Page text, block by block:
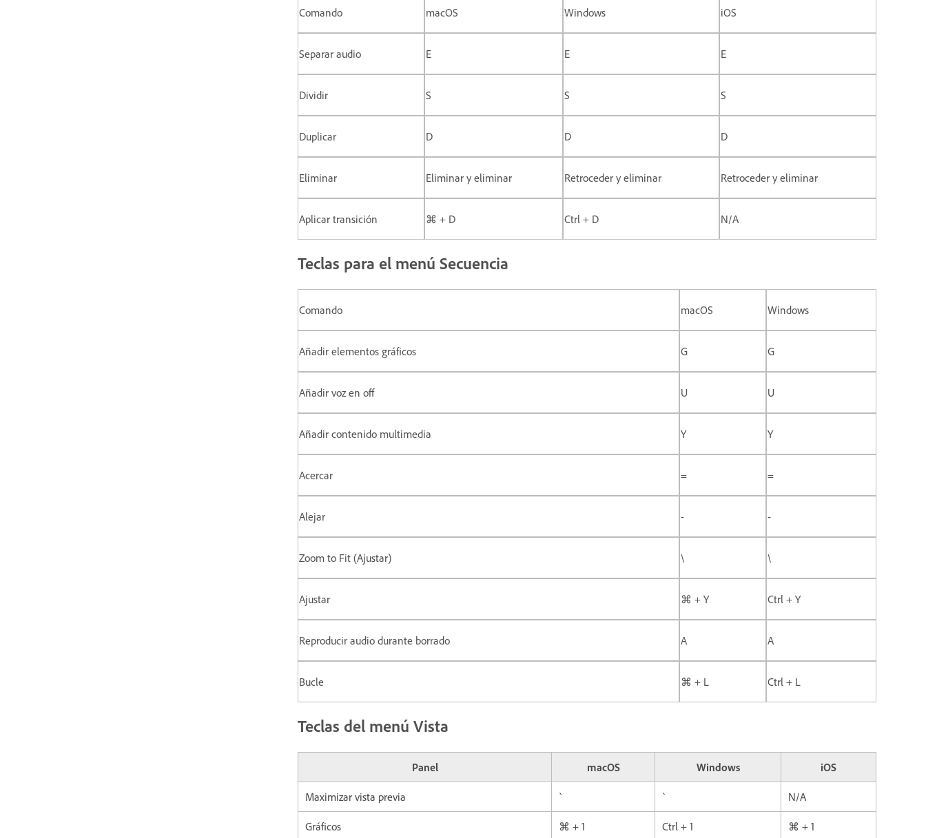
Comando macOS Windows iOS
Separar audio E E E
Dividir S S S
Duplicar D D D
Eliminar Eliminar y eliminar Retroceder y eliminar Retroceder y eliminar
Aplicar transición ⌘ + D Ctrl + D N/A
Teclas para el menú Secuencia
Comando macOS Windows
Añadir elementos gráficos G G
Añadir voz en off U U
Añadir contenido multimedia Y Y
Acercar = =
Alejar - -
Zoom to Fit (Ajustar) \ \
Ajustar ⌘ + Y Ctrl + Y
Reproducir audio durante borrado A A
Bucle ⌘ + L Ctrl + L
Teclas del menú Vista
Panel macOS Windows iOS
Maximizar vista previa ` ` N/A
Gráficos ⌘ + 1 Ctrl + 1 ⌘ + 1